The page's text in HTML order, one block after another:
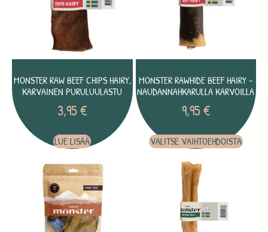
MONSTER RAW BEEF CHIPS HAIRY,
KARVAINEN PURULUULASTU
3,95€
LUE LISÄÄ
MONSTER RAWHIDE BEEF HAIRY –
NAUDANNAHKARULLA KARVOILLA
9,95€
VALITSE VAIHTOEHDOISTA